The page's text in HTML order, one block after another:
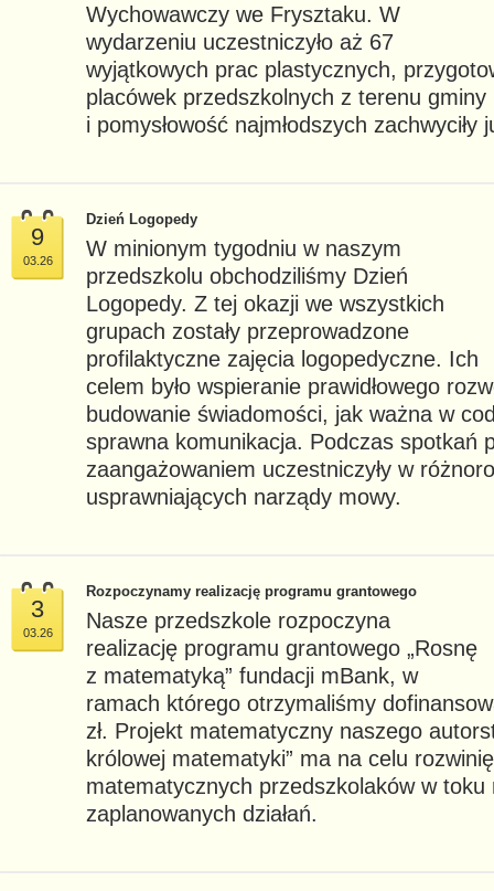
Wychowawczy we Frysztaku. W
wydarzeniu uczestniczyło aż 67
wyjątkowych prac plastycznych,
placówek przedszkolnych z terenu
i pomysłowość najmłodszych zachwyciły
9
03.26
Dzień Logopedy
W minionym tygodniu w naszym
przedszkolu obchodziliśmy Dzień
Logopedy. Z tej okazji we wszystkich
grupach zostały przeprowadzone
profilaktyczne zajęcia logopedyczne. Ich
celem było wspieranie prawidłowego
budowanie świadomości, jak ważna w
sprawna komunikacja. Podczas spotkań
zaangażowaniem uczestniczyły w
usprawniających narządy mowy.
3
03.26
Rozpoczynamy realizację programu grantowego
Nasze przedszkole rozpoczyna
realizację programu grantowego „Rosnę
z matematyką” fundacji mBank, w
ramach którego otrzymaliśmy
zł. Projekt matematyczny naszego
królowej matematyki” ma na celu
matematycznych przedszkolaków w toku
zaplanowanych działań.